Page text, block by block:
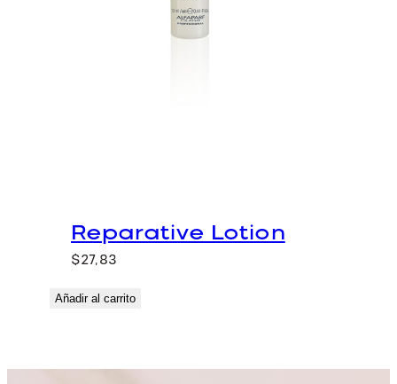
Reparative Lotion
$27,83
Añadir al carrito